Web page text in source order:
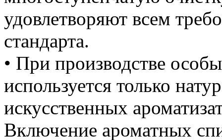
удовлетворяют всем
стандарта.
• При производстве
используется только
искусственных
Включение ароматных